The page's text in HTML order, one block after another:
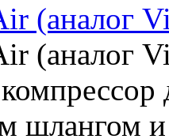
(аналог
(аналог
шлангом